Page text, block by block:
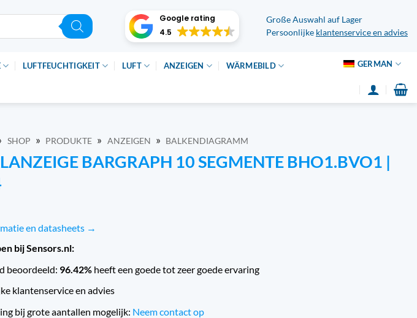
Google rating
4.5
Große Auswahl auf Lager
Persoonlijke klantenservice en advies
LUFTFEUCHTIGKEIT LUFT ANZEIGEN WÄRMEBILD GERMAN
SHOP » PRODUKTE » ANZEIGEN » BALKENDIAGRAMM
BARGRAPH 10 SEGMENTE BHO1.BVO1 |
en datasheets →
bij Sensors.nl:
beoordeeld: 96.42% heeft een goede tot zeer goede ervaring
klantenservice en advies
bij grote aantallen mogelijk: Neem contact op